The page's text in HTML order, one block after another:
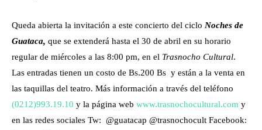
Queda abierta la invitación a este concierto del ciclo Noches de
Guataca, que se extenderá hasta el 30 de abril en su horario
regular de miércoles a las 8:00 pm, en el Trasnocho Cultural.
Las entradas tienen un costo de Bs.200 Bs y están a la venta en
las taquillas del teatro. Más información a través del teléfono
(0212)993.19.10 y la página web www.trasnochocultural.com y
en las redes sociales Tw: @guatacap @trasnochocult Facebook: